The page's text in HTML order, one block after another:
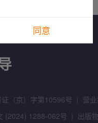
（京）字第10596号 | 营
(2024) 1288-062号 | 出版
同意